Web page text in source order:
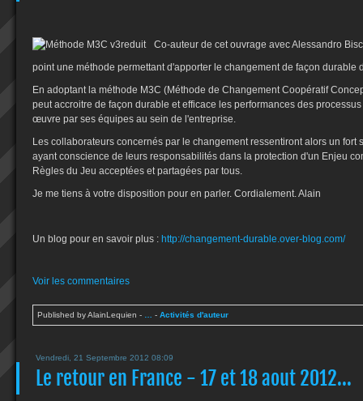
Co-auteur de cet ouvrage avec Alessandro
point une méthode permettant d'apporter le changement de façon durable
En adoptant la méthode M3C (Méthode de Changement Coopératif
peut accroitre de façon durable et efficace les performances des
œuvre par ses équipes au sein de l'entreprise.
Les collaborateurs concernés par le changement ressentiront alors un fort
ayant conscience de leurs responsabilités dans la protection d'un Enjeu
Règles du Jeu acceptées et partagées par tous.
Je me tiens à votre disposition pour en parler. Cordialement. Alain
Un blog pour en savoir plus : http://changement-durable.over-blog.com/
Voir les commentaires
Published by AlainLequien - - Activités d'auteur
Vendredi, 21 Septembre 2012 08:09
Le retour en France - 17 et 18 aout 2012...